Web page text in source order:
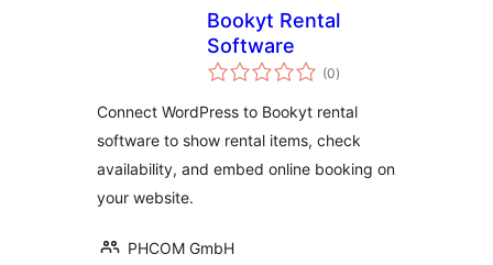
Bookyt Rental
Software
(0puntuacions
totals
)
Connect WordPress to Bookyt rental
software to show rental items, check
availability, and embed online booking on
your website.
PHCOM GmbH